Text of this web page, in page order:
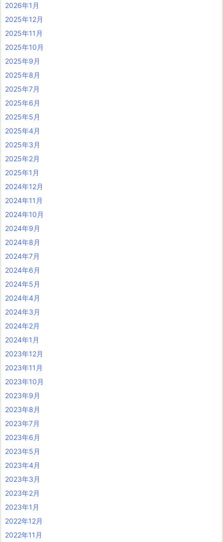
2026年1月
2025年12月
2025年11月
2025年10月
2025年9月
2025年8月
2025年7月
2025年6月
2025年5月
2025年4月
2025年3月
2025年2月
2025年1月
2024年12月
2024年11月
2024年10月
2024年9月
2024年8月
2024年7月
2024年6月
2024年5月
2024年4月
2024年3月
2024年2月
2024年1月
2023年12月
2023年11月
2023年10月
2023年9月
2023年8月
2023年7月
2023年6月
2023年5月
2023年4月
2023年3月
2023年2月
2023年1月
2022年12月
2022年11月